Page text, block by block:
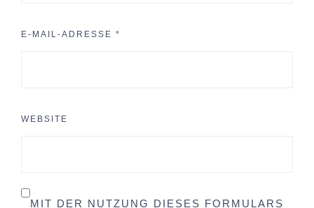
E-MAIL-ADRESSE *
WEBSITE
MIT DER NUTZUNG DIESES FORMULARS